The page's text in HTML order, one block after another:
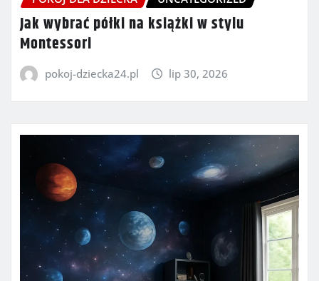
Jak wybrać półki na książki w stylu
Montessori
pokoj-dziecka24.pl lip 30, 2026